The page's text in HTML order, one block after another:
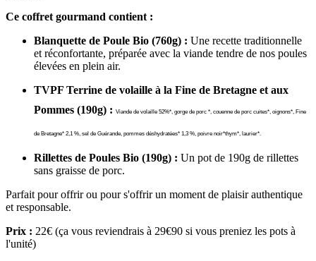
Ce coffret gourmand contient :
Blanquette de Poule Bio (760g) : Une recette traditionnelle
et réconfortante, préparée avec la viande tendre de nos poules
élevées en plein air.
TVPF Terrine de volaille à la Fine de Bretagne et aux
Pommes (190g) : Viande de volaille 52%*, gorge de porc *, couenne de porc cuites*, oignons*, Fine
de Bretagne* 2,1 %, sel de Guérande, pommes déshydratées* 1,3 %, poivre noir*thym*, laurier*.
Rillettes de Poules Bio (190g) : Un pot de 190g de rillettes
sans graisse de porc.
Parfait pour offrir ou pour s'offrir un moment de plaisir authentique
et responsable.
Prix : 22€ (ça vous reviendrais à 29€90 si vous preniez les pots à
l'unité)